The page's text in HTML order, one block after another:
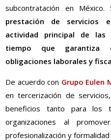
subcontratación en México.
prestación de servicios
actividad principal de las
tiempo que garantiza
obligaciones laborales y
De acuerdo con Grupo Eulen
en tercerización de
beneficios tanto para los
organizaciones al
profesionalización y